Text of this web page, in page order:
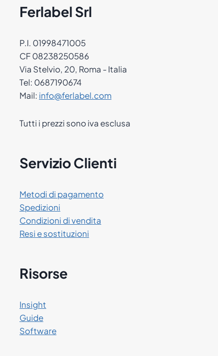
Ferlabel Srl
P.I. 01998471005
CF 08238250586
Via Stelvio, 20, Roma - Italia
Tel: 0687190674
Mail: info@ferlabel.com
Tutti i prezzi sono iva esclusa
Servizio Clienti
Metodi di pagamento
Spedizioni
Condizioni di vendita
Resi e sostituzioni
Risorse
Insight
Guide
Software